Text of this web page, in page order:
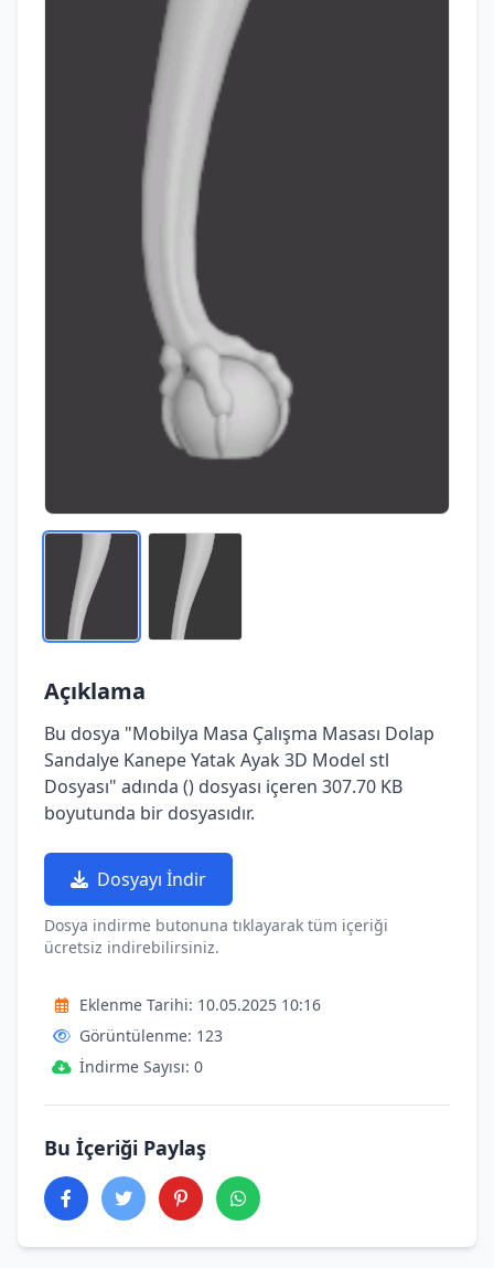
Açıklama
Bu dosya "Mobilya Masa Çalışma Masası Dolap
Sandalye Kanepe Yatak Ayak 3D Model stl
Dosyası" adında () dosyası içeren 307.70 KB
boyutunda bir dosyasıdır.
Dosyayı İndir
Dosya indirme butonuna tıklayarak tüm içeriği
ücretsiz indirebilirsiniz.
Eklenme Tarihi: 10.05.2025 10:16
Görüntülenme: 123
İndirme Sayısı: 0
Bu İçeriği Paylaş